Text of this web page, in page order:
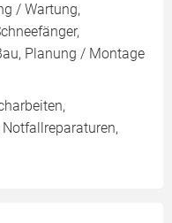
/ Wartung,
Planung / Montage